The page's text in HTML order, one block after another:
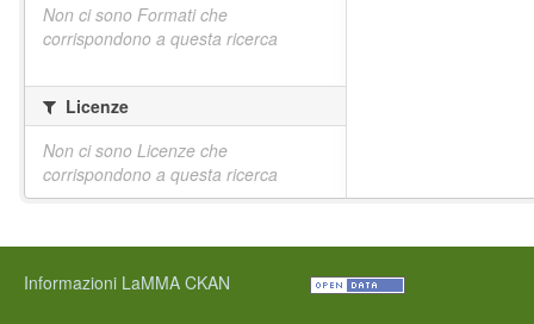
Non ci sono Formati che
corrispondono a questa ricerca
Licenze
Non ci sono Licenze che
corrispondono a questa ricerca
Informazioni LaMMA CKAN